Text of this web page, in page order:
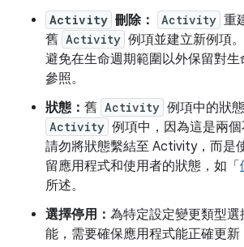
Activity 刪除： Activity 重
舊 Activity 例項並建立新例項
避免在生命週期範圍以外保留對
參照。
狀態： 舊 Activity 例項中的狀
Activity 例項中，因為這是兩個
請勿將狀態繫結至 Activity，而是
留應用程式和使用者的狀態，如「
所述。
選擇停用： 為特定設定變更類型
能，需要確保應用程式能正確更新